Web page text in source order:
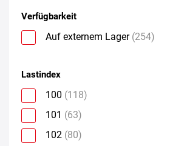
Verfügbarkeit
Auf externem Lager (254)
Lastindex
100 (118)
101 (63)
102 (80)